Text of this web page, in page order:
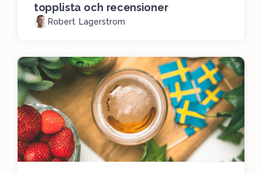
topplista och recensioner
Robert Lagerstrom